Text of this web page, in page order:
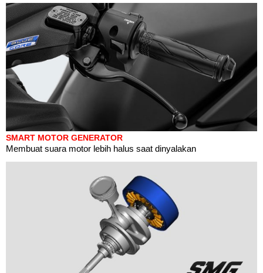
SMART MOTOR GENERATOR
Membuat suara motor lebih halus saat dinyalakan